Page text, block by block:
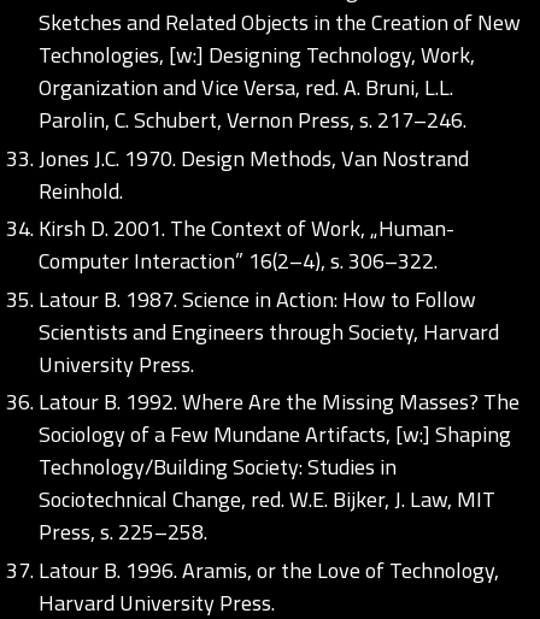
Sketches and Related Objects in the Creation of New
Technologies, [w:] Designing Technology, Work,
Organization and Vice Versa, red. A. Bruni, L.L.
Parolin, C. Schubert, Vernon Press, s. 217–246.
Jones J.C. 1970. Design Methods, Van Nostrand
Reinhold.
Kirsh D. 2001. The Context of Work, „Human-
Computer Interaction” 16(2–4), s. 306–322.
Latour B. 1987. Science in Action: How to Follow
Scientists and Engineers through Society, Harvard
University Press.
Latour B. 1992. Where Are the Missing Masses? The
Sociology of a Few Mundane Artifacts, [w:] Shaping
Technology/Building Society: Studies in
Sociotechnical Change, red. W.E. Bijker, J. Law, MIT
Press, s. 225–258.
Latour B. 1996. Aramis, or the Love of Technology,
Harvard University Press.